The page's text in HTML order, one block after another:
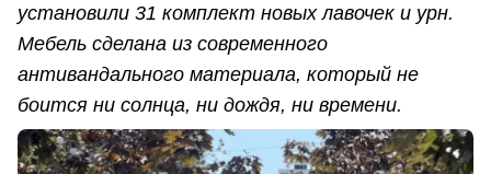
установили 31 комплект новых лавочек и урн.
Мебель сделана из современного
антивандального материала, который не
боится ни солнца, ни дождя, ни времени.